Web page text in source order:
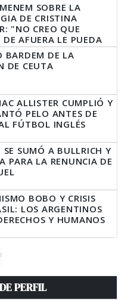
SOBRE LA
DE CRISTINA
"NO CREO QUE
AFUERA LE PUEDA
JUSTICIA LO QUE
HACER"
BARDEM DE LA
DE CEUTA
ALLISTER CUMPLIÓ Y
PELO ANTES DE
FÚTBOL INGLÉS
SE SUMÓ A BULLRICH Y
PARA LA RENUNCIA DE
BOBO Y CRISIS
LOS ARGENTINOS
Y HUMANOS
PERFIL